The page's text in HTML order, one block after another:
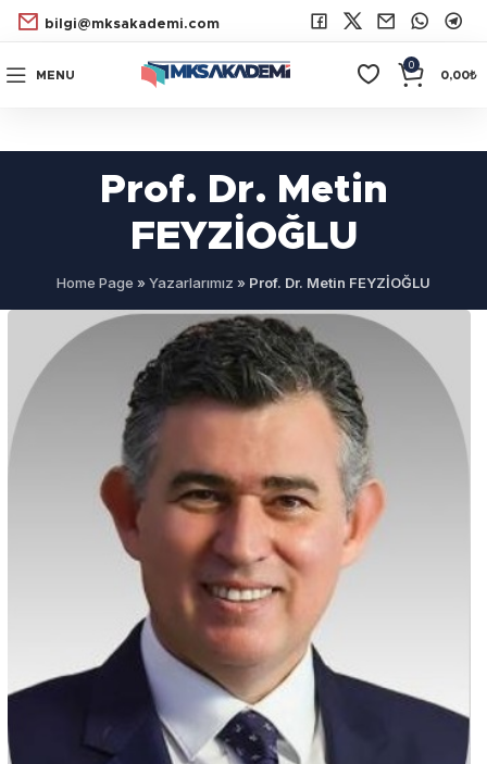
bilgi@mksakademi.com
MENU
0
0,00₺
Prof. Dr. Metin
FEYZİOĞLU
Home Page » Yazarlarımız » Prof. Dr. Metin FEYZİOĞLU